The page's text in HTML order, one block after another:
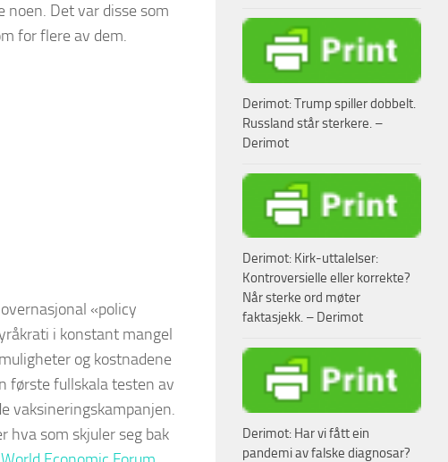
noen. Det var disse som
for flere av dem.
«policy
i konstant mangel
og kostnadene
første fullskala testen av
vaksineringskampanjen.
hva som skjuler seg bak
Derimot: Trump spiller dobbelt.
Russland står sterkere. –
Derimot
Derimot: Kirk-uttalelser:
Kontroversielle eller korrekte?
Når sterke ord møter
faktasjekk. – Derimot
Derimot: Har vi fått ein
pandemi av falske diagnosar?